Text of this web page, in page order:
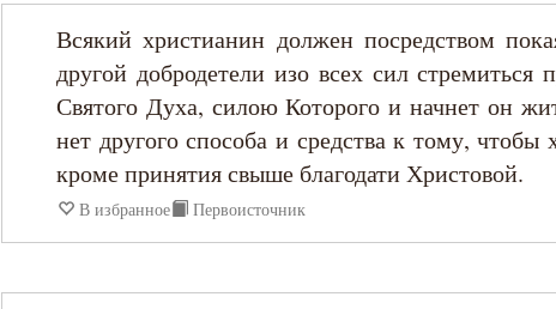
Максим Исповедник
Никодим Святогорец
Нил Синайский
Петр Дамаскин
Всякий христианин должен посредством
другой добродетели изо всех сил стремиться
Святого Духа, силою Которого и начнет он
нет другого способа и средства к тому,
кроме принятия свыше благодати Христовой.
В избранное Первоисточник